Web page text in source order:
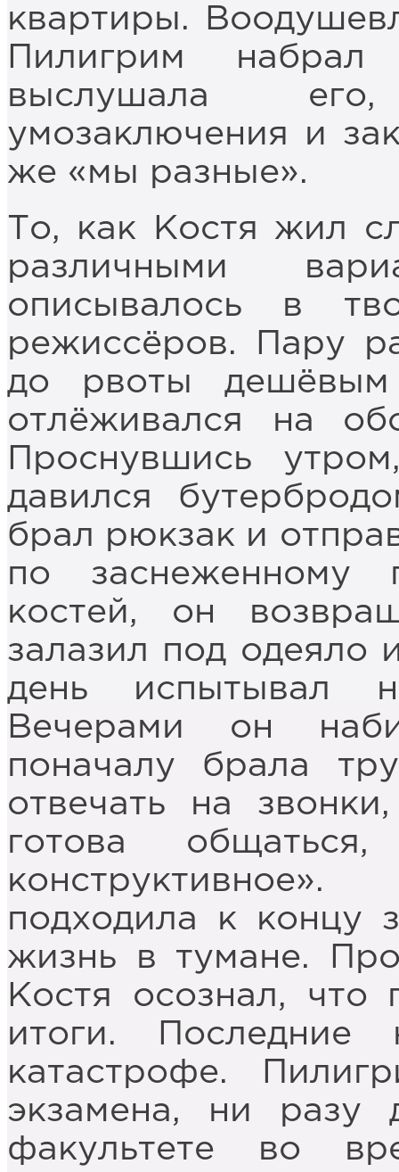
квартиры.
Пилигрим
выслушала
умозаключения и
же «мы разные».
То, как Костя жил
различными
описывалось в
режиссёров. Пару
до рвоты
отлёживался на
Проснувшись
давился
брал рюкзак и
по заснеженному
костей, он
залазил под одеяло
день испытывал
Вечерами он
поначалу брала
отвечать на
готова
подходила к концу
жизнь в тумане.
Костя осознал, что
итоги.
катастрофе.
экзамена, ни разу
факультете во